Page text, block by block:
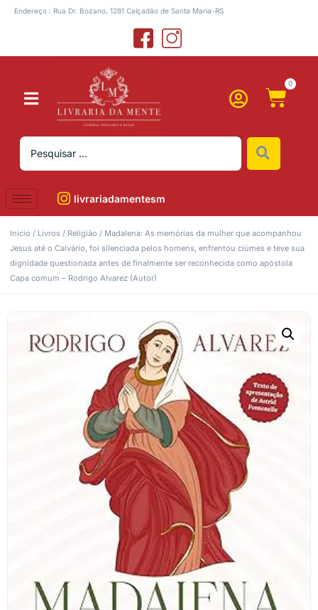
Endereço : Rua Dr. Bozano, 1281 Calçadão de Santa Maria-RS
0
livrariadamentesm
Início / Livros / Religião / Madalena: As memórias da mulher que acompanhou
Jesus até o Calvário, foi silenciada pelos homens, enfrentou ciúmes e teve sua
dignidade questionada antes de finalmente ser reconhecida como apóstola
Capa comum – Rodrigo Alvarez (Autor)